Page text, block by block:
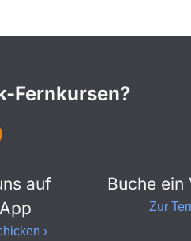
Fernkursen?
auf
›
Buche ein
Zur